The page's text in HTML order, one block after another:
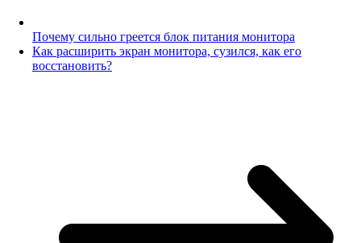
Почему сильно греется блок питания монитора
Как расширить экран монитора, сузился, как его
восстановить?